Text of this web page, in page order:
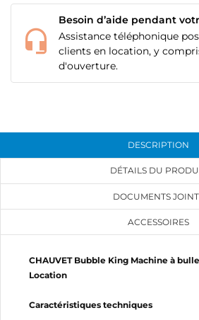
Besoin d’aide pendant
Assistance téléphonique
clients en location, y
d'ouverture.
DESCRIPTION
DÉTAILS DU
DOCUMENTS
ACCESSOIRES
CHAUVET Bubble King Machine à
Location
Caractéristiques techniques